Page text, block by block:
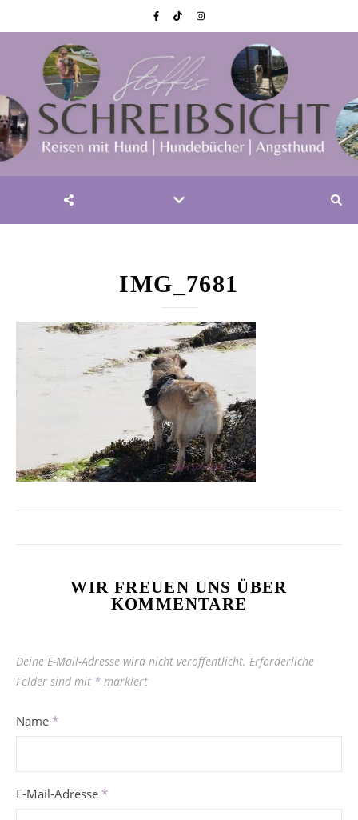
IMG_7681
WIR FREUEN UNS ÜBER
KOMMENTARE
Deine E-Mail-Adresse wird nicht veröffentlicht. Erforderliche
Felder sind mit * markiert
Name *
E-Mail-Adresse *